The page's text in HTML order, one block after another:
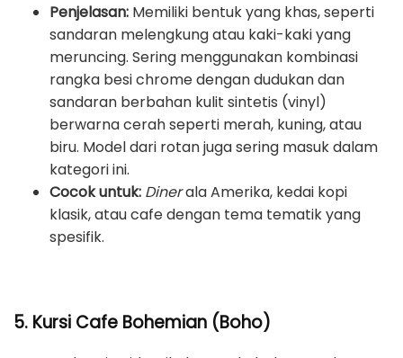
Penjelasan: Memiliki bentuk yang khas, seperti
sandaran melengkung atau kaki-kaki yang
meruncing. Sering menggunakan kombinasi
rangka besi chrome dengan dudukan dan
sandaran berbahan kulit sintetis (vinyl)
berwarna cerah seperti merah, kuning, atau
biru. Model dari rotan juga sering masuk dalam
kategori ini.
Cocok untuk: Dinerala Amerika, kedai kopi
klasik, atau cafe dengan tema tematik yang
spesifik.
5. Kursi Cafe Bohemian (Boho)